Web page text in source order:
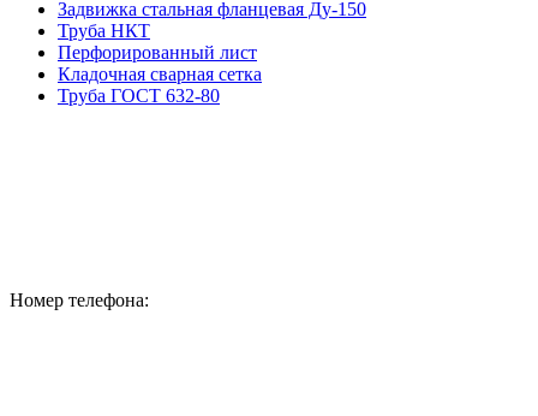
Задвижка стальная фланцевая Ду-150
Труба НКТ
Перфорированный лист
Кладочная сварная сетка
Труба ГОСТ 632-80
Номер телефона: